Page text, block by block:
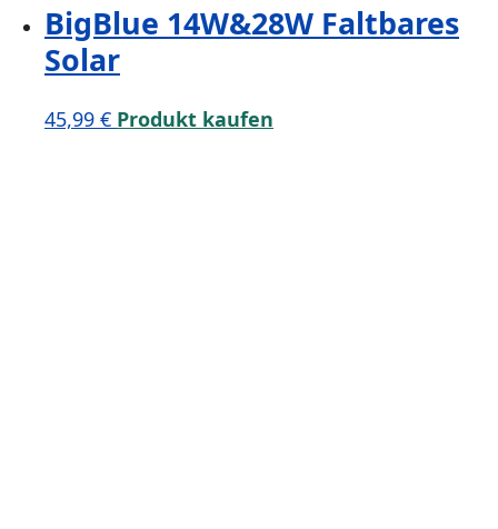
BigBlue 14W&28W Faltbares
Solar
45,99 € Produkt kaufen